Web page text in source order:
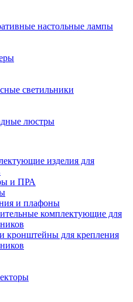
настольные лампы
светильники
люстры
изделия для
и ПРА
и плафоны
комплектующие для
кронштейны для крепления